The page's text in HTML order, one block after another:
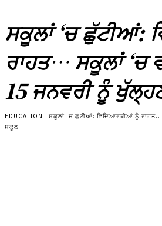
ਸਕੂਲਾਂ ‘ਚ ਛੁੱਟੀਆਂ:
ਰਾਹਤ… ਸਕੂਲਾਂ
15 ਜਨਵਰੀ ਨੂੰ
EDUCATION
ਸਕੂਲਾਂ 'ਚ ਛੁੱਟੀਆਂ: ਵਿਦਿਆਰਥੀਆਂ ਨੂੰ
ਸਕੂਲ